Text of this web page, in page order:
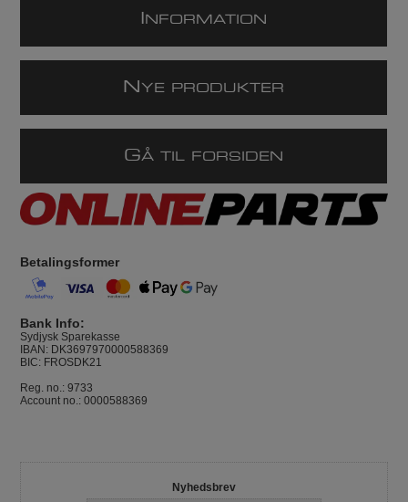
NFORMATION
N YE PRODUKTER
GÅ TIL FORSIDEN
Betalingsformer
Bank Info:
Sydjysk Sparekasse
IBAN: DK3697970000588369
BIC: FROSDK21
Reg. no.: 9733
Account no.: 0000588369
Nyhedsbrev